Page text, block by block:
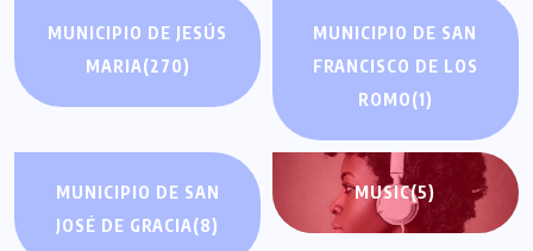
MUNICIPIO DE JESÚS
MARIA(270)
MUNICIPIO DE SAN
FRANCISCO DE LOS
ROMO(1)
MUNICIPIO DE SAN
JOSÉ DE GRACIA(8)
MUSIC(5)